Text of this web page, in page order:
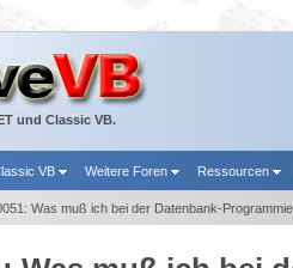
und Classic VB.
VB Weitere Foren Ressourcen
Was muß ich bei der Datenbank-